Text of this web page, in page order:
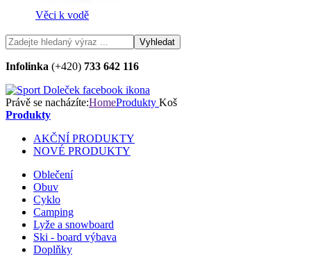
Věci k vodě
Infolinka (+420) 733 642 116
Právě se nacházíte:HomeProdukty Koš
Produkty
AKČNÍ PRODUKTY
NOVÉ PRODUKTY
Oblečení
Obuv
Cyklo
Camping
Lyže a snowboard
Ski - board výbava
Doplňky